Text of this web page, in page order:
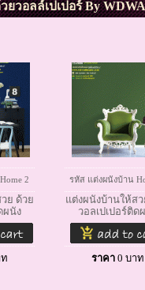
วอลล์เปเปอร์ By
2
ย ด้วย
ผนัง
รหัส แต่งผนังบ้าน
แต่งผนังบ้านให้ส
วอลเปเปอร์ติด
ราคา 0 บาท